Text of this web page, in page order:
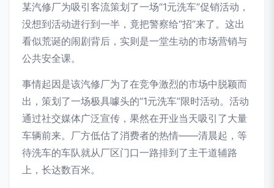
某汽修厂为吸引客流策划了一场“1元洗车”促销活动，
没想到活动进行到一半，竟把警察给“招”来了。这出
看似荒诞的闹剧背后，实则是一堂生动的市场营销与
公共安全课。
事情起因是该汽修厂为了在竞争激烈的市场中脱颖而
出，策划了一场极具噱头的“1元洗车”限时活动。活动
通过社交媒体广泛宣传，果然在开业当天吸引了大量
车辆前来。厂方低估了消费者的热情——清晨起，等
待洗车的车队就从厂区门口一路排到了主干道辅路
上，长达数百米。